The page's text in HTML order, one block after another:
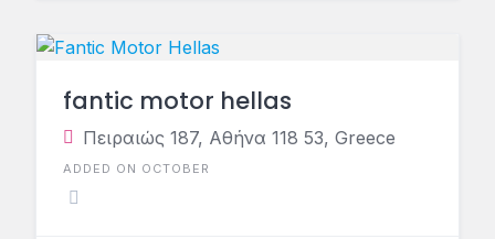
fantic motor hellas
Πειραιώς 187, Αθήνα 118 53, Greece
ADDED ON OCTOBER